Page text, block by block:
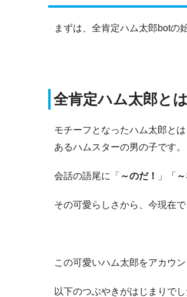
まずは、全肯定ハム太郎botの
全肯定ハム太郎と
モチーフとなったハム太郎と
あるハムスターの男の子です。
会話の語尾に「 ～のだ！ 」「
その可愛らしさから、今現在
この可愛いハム太郎をアカウ
以下のつぶやきがはじまりでし